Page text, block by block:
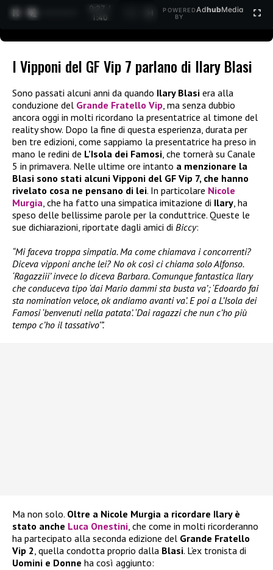
0:28 /
1:40
POWERED
BY
AdhubMedia
I Vipponi del GF Vip 7 parlano di Ilary Blasi
Sono passati alcuni anni da quando Ilary Blasi era alla
conduzione del Grande Fratello Vip, ma senza dubbio
ancora oggi in molti ricordano la presentatrice al timone del
reality show. Dopo la fine di questa esperienza, durata per
ben tre edizioni, come sappiamo la presentatrice ha preso in
mano le redini de L’Isola dei Famosi, che tornerà su Canale
5 in primavera. Nelle ultime ore intanto a menzionare la
Blasi sono stati alcuni Vipponi del GF Vip 7, che hanno
rivelato cosa ne pensano di lei. In particolare Nicole
Murgia, che ha fatto una simpatica imitazione di Ilary, ha
speso delle bellissime parole per la conduttrice. Queste le
sue dichiarazioni, riportate dagli amici di Biccy:
“Mi faceva troppa simpatia. Ma come chiamava i concorrenti?
Diceva vipponi anche lei? No ok così ci chiama solo Alfonso.
‘Ragazziii’ invece lo diceva Barbara. Comunque fantastica Ilary
che conduceva tipo ‘dai Mario dammi sta busta va’; ‘Edoardo fai
sta nomination veloce, ok andiamo avanti va’. E poi a L’Isola dei
Famosi ‘benvenuti nella patata’. ‘Dai ragazzi che nun c’ho più
tempo c’ho il tassativo’”.
Ma non solo. Oltre a Nicole Murgia a ricordare Ilary è
stato anche Luca Onestini, che come in molti ricorderanno
ha partecipato alla seconda edizione del Grande Fratello
Vip 2, quella condotta proprio dalla Blasi. L’ex tronista di
Uomini e Donne ha così aggiunto: